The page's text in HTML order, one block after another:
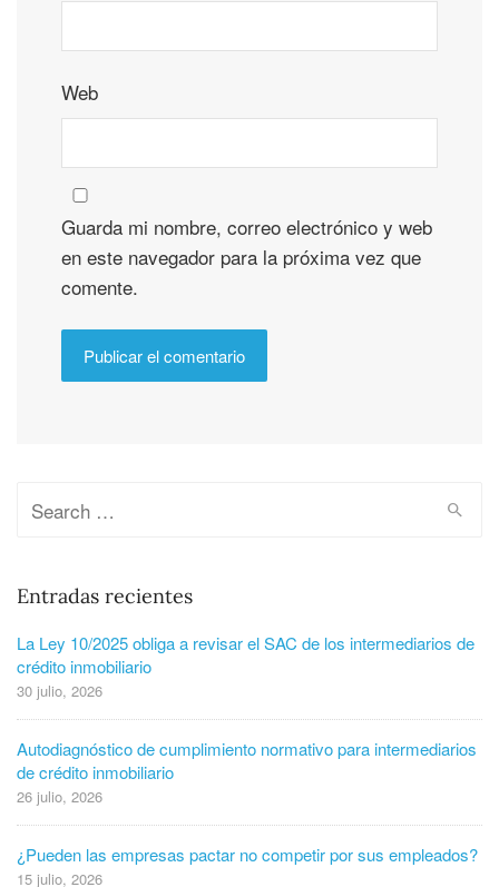
Web
Guarda mi nombre, correo electrónico y web
en este navegador para la próxima vez que
comente.
Entradas recientes
La Ley 10/2025 obliga a revisar el SAC de los intermediarios de
crédito inmobiliario
30 julio, 2026
Autodiagnóstico de cumplimiento normativo para intermediarios
de crédito inmobiliario
26 julio, 2026
¿Pueden las empresas pactar no competir por sus empleados?
15 julio, 2026